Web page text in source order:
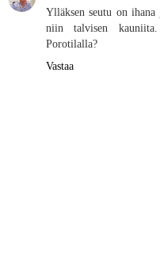
Ylläksen seutu on
niin talvisen
Porotilalla?
Vastaa